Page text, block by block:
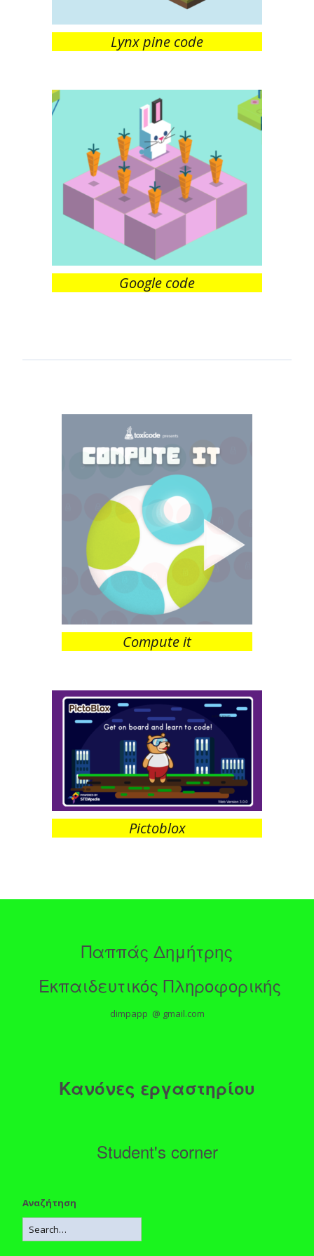
Lynx pine code
Google code
Compute it
Pictoblox
Παππάς Δημήτρης
Εκπαιδευτικός Πληροφορικής
dimpapp @ gmail.com
Κανόνες εργαστηρίου
Student's corner
Αναζήτηση